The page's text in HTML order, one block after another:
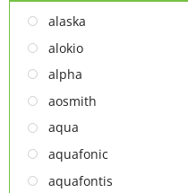
MÁY SẤY TAY
MÁY XAY ĐA NĂNG
NỒI CHIÊN
NỒI CHIÊN
Thiết bị lọc nước
TỦ ĐÔNG
TỦ MÁT
alaska
alokio
alpha
aosmith
aqua
aquafonic
aquafontis